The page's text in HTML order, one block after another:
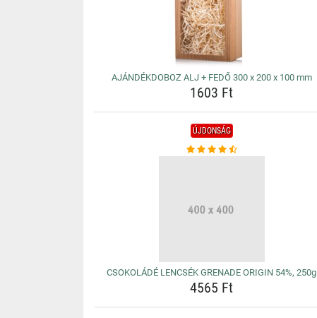
AJÁNDÉKDOBOZ ALJ + FEDŐ 300 x 200 x 100 mm
1603 Ft
ÚJDONSÁG
CSOKOLÁDÉ LENCSÉK GRENADE ORIGIN 54%, 250g
4565 Ft